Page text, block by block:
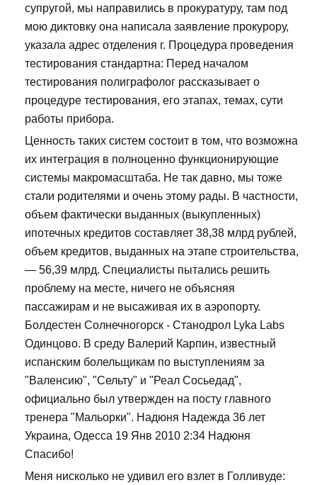
супругой, мы направились в прокуратуру, там под
мою диктовку она написала заявление прокурору,
указала адрес отделения г. Процедура проведения
тестирования стандартна: Перед началом
тестирования полиграфолог рассказывает о
процедуре тестирования, его этапах, темах, сути
работы прибора.
Ценность таких систем состоит в том, что возможна
их интеграция в полноценно функционирующие
системы макромасштаба. Не так давно, мы тоже
стали родителями и очень этому рады. В частности,
объем фактически выданных (выкупленных)
ипотечных кредитов составляет 38,38 млрд рублей,
объем кредитов, выданных на этапе строительства,
— 56,39 млрд. Специалисты пытались решить
проблему на месте, ничего не объясняя
пассажирам и не высаживая их в аэропорту.
Болдестен Солнечногорск - Станодрол Lyka Labs
Одинцово. В среду Валерий Карпин, известный
испанским болельщикам по выступлениям за
"Валенсию", "Сельту" и "Реал Сосьедад",
официально был утвержден на посту главного
тренера "Мальорки". Надюня Надежда 36 лет
Украина, Одесса 19 Янв 2010 2:34 Надюня
Спасибо!
Меня нисколько не удивил его взлет в Голливуде: